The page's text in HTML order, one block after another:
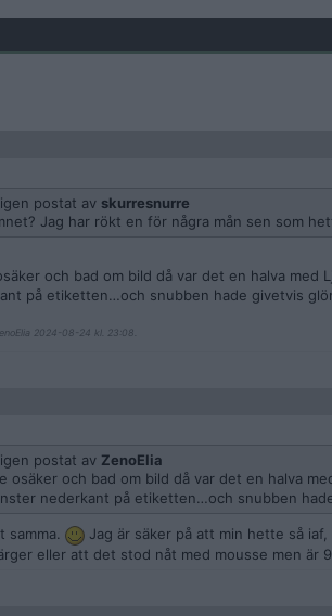
postat av skurresnurre
Jag har rökt en för några mån sen som
och bad om bild då var det en halva med
på etiketten…och snubben hade givetvis
2024-08-24 kl. 23:08.
postat av ZenoElia
osäker och bad om bild då var det en halva
nederkant på etiketten…och snubben
samma.
Jag är säker på att min hette så
eller att det stod nåt med mousse men är